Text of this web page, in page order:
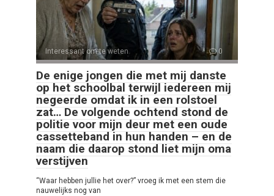
Interessant om te weten 0
De enige jongen die met mij danste
op het schoolbal terwijl iedereen mij
negeerde omdat ik in een rolstoel
zat… De volgende ochtend stond de
politie voor mijn deur met een oude
cassetteband in hun handen – en de
naam die daarop stond liet mijn oma
verstijven
“Waar hebben jullie het over?” vroeg ik met een stem die
nauwelijks nog van